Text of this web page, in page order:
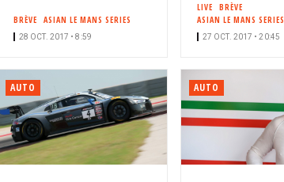
BRÈVE ASIAN LE MANS SERIES
28 OCT. 2017 • 8:59
LIVE
BRÈVE
ASIAN LE MANS SERIES
27 OCT. 2017 • 20:45
AUTO AUTO